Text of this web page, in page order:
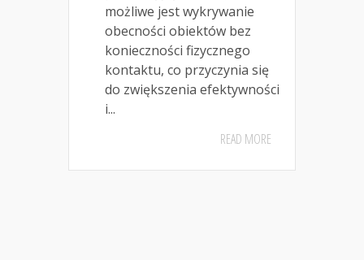
możliwe jest wykrywanie
obecności obiektów bez
konieczności fizycznego
kontaktu, co przyczynia się
do zwiększenia efektywności
i...
READ MORE